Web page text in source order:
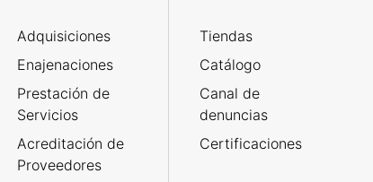
Adquisiciones
Enajenaciones
Prestación de
Servicios
Acreditación de
Proveedores
Tiendas
Catálogo
Canal de
denuncias
Certificaciones